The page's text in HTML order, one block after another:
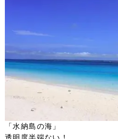
「水納島の海」
透明度半端ない！